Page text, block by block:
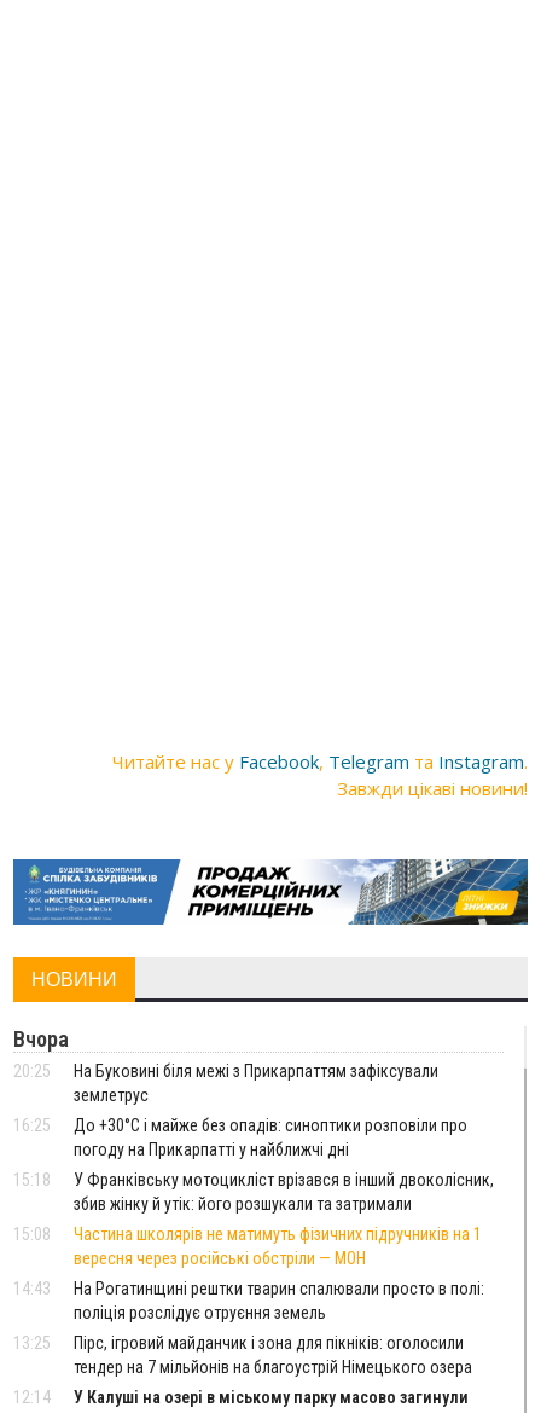
Читайте нас у Facebook, Telegram та Instagram.
Завжди цікаві новини!
НОВИНИ
Вчора
20:25
На Буковині біля межі з Прикарпаттям зафіксували
землетрус
16:25
До +30°C і майже без опадів: синоптики розповіли про
погоду на Прикарпатті у найближчі дні
15:18
У Франківську мотоцикліст врізався в інший двоколісник,
збив жінку й утік: його розшукали та затримали
15:08
Частина школярів не матимуть фізичних підручників на 1
вересня через російські обстріли — МОН
14:43
На Рогатинщині рештки тварин спалювали просто в полі:
поліція розслідує отруєння земель
13:25
Пірс, ігровий майданчик і зона для пікніків: оголосили
тендер на 7 мільйонів на благоустрій Німецького озера
12:14
У Калуші на озері в міському парку масово загинули